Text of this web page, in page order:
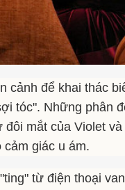
cảnh để khai thác
tóc". Những phân
mắt của Violet
cảm giác u ám.
từ điện thoại